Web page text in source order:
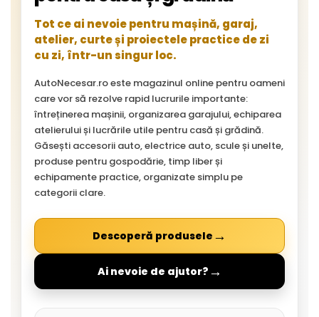
Tot ce ai nevoie pentru mașină, garaj,
atelier, curte și proiectele practice de zi
cu zi, într-un singur loc.
AutoNecesar.ro este magazinul online pentru oameni
care vor să rezolve rapid lucrurile importante:
întreținerea mașinii, organizarea garajului, echiparea
atelierului și lucrările utile pentru casă și grădină.
Găsești accesorii auto, electrice auto, scule și unelte,
produse pentru gospodărie, timp liber și
echipamente practice, organizate simplu pe
categorii clare.
Descoperă produsele →
Ai nevoie de ajutor? →